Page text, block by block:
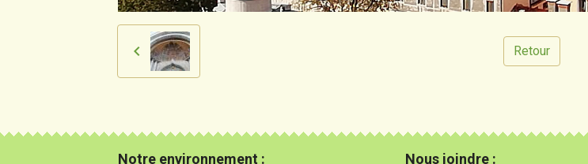
Retour
Notre environnement : Nous joindre :